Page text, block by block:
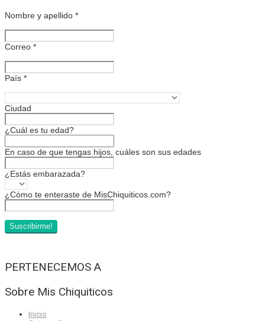
Nombre y apellido *
Correo *
País *
Ciudad
¿Cuál es tu edad?
En caso de que tengas hijos, cuáles son sus edades
¿Estás embarazada?
¿Cómo te enteraste de MisChiquiticos.com?
PERTENECEMOS A
Sobre Mis Chiquiticos
Inicio